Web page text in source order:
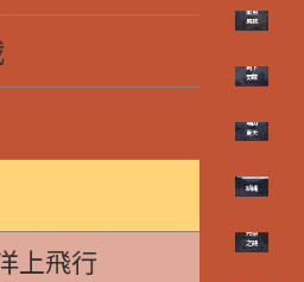
上飛行
金魚
男孩
剩下
勇敢
場的
夏天
跳繩
光榮
之路